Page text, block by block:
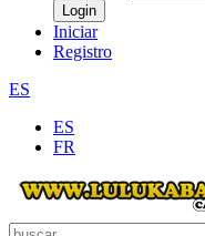
Login
Iniciar
Registro
ES
ES
FR